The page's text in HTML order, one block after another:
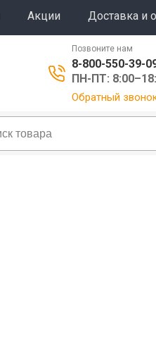
Акции Доставка и
Позвоните нам
8-800-550-39-
ПН-ПТ:
Обратный